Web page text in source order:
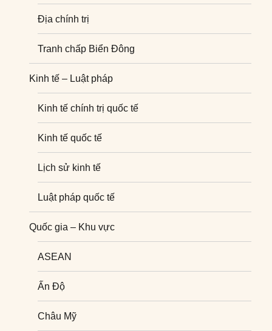
Địa chính trị
Tranh chấp Biển Đông
Kinh tế – Luật pháp
Kinh tế chính trị quốc tế
Kinh tế quốc tế
Lịch sử kinh tế
Luật pháp quốc tế
Quốc gia – Khu vực
ASEAN
Ấn Độ
Châu Mỹ